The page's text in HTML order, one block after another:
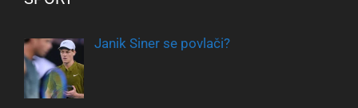
Janik Siner se povlači?